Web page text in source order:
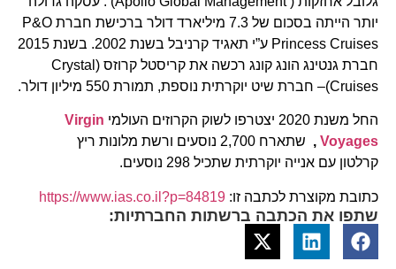
יותר הייתה בסכום של 7.3 מיליארד דולר ברכישת חברת P&O
Princess Cruises ע”י תאגיד קרניבל בשנת 2002. בשנת 2015
חברת גנטינג הונג קונג רכשה את קריסטל קרוזס (Crystal
Cruises)– חברת שיט יוקרתית נוספת, תמורת 550 מיליון דולר.
החל משנת 2020 יצטרפו לשוק הקרוזים העולמי
Virgin
Voyages
,
שתארח 2,700 נוסעים ורשת מלונות ריץ
קרלטון עם אנייה יוקרתית שתכיל 298 נוסעים.
כתובת מקוצרת לכתבה זו: https://www.ias.co.il?p=84819
שתפו את הכתבה ברשתות החברתיות: